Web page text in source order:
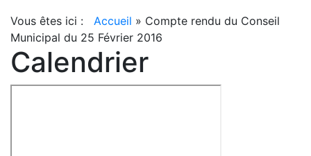
Vous êtes ici : Accueil » Compte rendu du Conseil
Municipal du 25 Février 2016
Calendrier